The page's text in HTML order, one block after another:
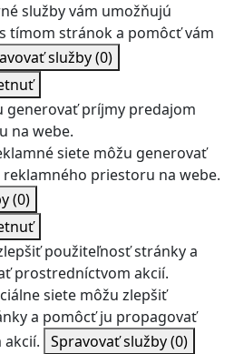
služby vám umožňujú
tímom stránok a pomôcť vám
služby(0)
generovať príjmy predajom
na webe.
siete môžu generovať
priestoru na webe.
(0)
použiteľnosť stránky a
prostredníctvom akcií.
siete môžu zlepšiť
a pomôcť ju propagovať
Spravovať služby(0)